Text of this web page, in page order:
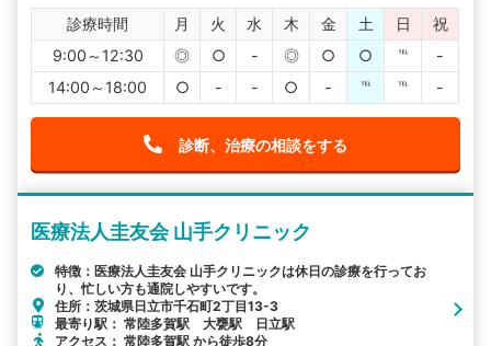
診療時間 月 火 水 木 金 土 日
祝
9:00～12:30
◎ ○ - ◎ ○ ○ ℡
-
14:00～18:00
○ - - ○ - ℡ ℡ -
診断、治療の相談をする
医療法人圭友会 山手クリニック
特徴：医療法人圭友会 山手クリニックは休日の診療を行ってお
り、忙しい方も通院しやすいです。
住所：茨城県日立市千石町2丁目13-3
最寄り駅： 常陸多賀駅 大甕駅 日立駅
アクセス： 常陸多賀駅 から徒歩8分